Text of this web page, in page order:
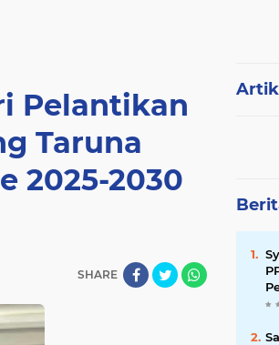
Pelantikan
Taruna
2025-2030
SHARE